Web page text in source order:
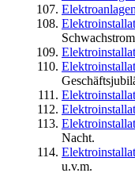
Nacht.
u.v.m.